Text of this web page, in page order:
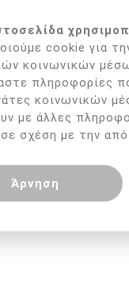
ΠΟΔΟΣΚΟΠΙΟ LED
€ 550,00
cookie για
κοινωνικών
πληροφορίες
κοινωνικών
με άλλες
σε σχέση με την
Άρνηση